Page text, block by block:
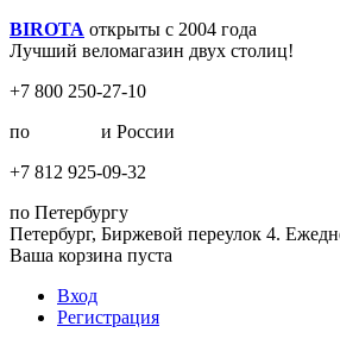
BIROTA открыты с 2004 года
Лучший веломагазин двух столиц!
+7 800 250-27-10
по
и России
+7 812 925-09-32
по Петербургу
Петербург, Биржевой переулок 4.
Ваша корзина пуста
Вход
Регистрация